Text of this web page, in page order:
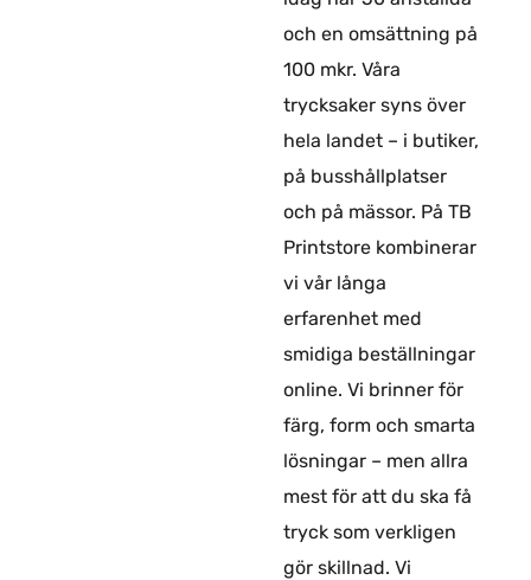
och en omsättning på
100 mkr. Våra
trycksaker syns över
hela landet – i butiker,
på busshållplatser
och på mässor. På TB
Printstore kombinerar
vi vår långa
erfarenhet med
smidiga beställningar
online. Vi brinner för
färg, form och smarta
lösningar – men allra
mest för att du ska få
tryck som verkligen
gör skillnad. Vi